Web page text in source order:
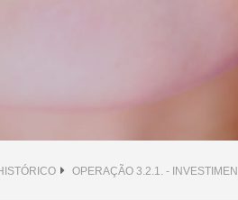
OPERAÇÃO 3.2.1. -